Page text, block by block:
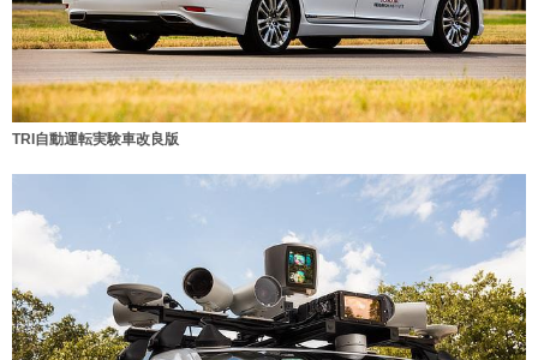
TRI自動運転実験車改良版